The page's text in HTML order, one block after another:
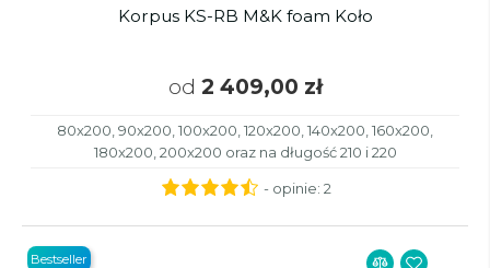
Korpus KS-RB M&K foam Koło
od 2 409,00 zł
80x200, 90x200, 100x200, 120x200, 140x200, 160x200,
180x200, 200x200 oraz na długość 210 i 220
- opinie: 2
Bestseller